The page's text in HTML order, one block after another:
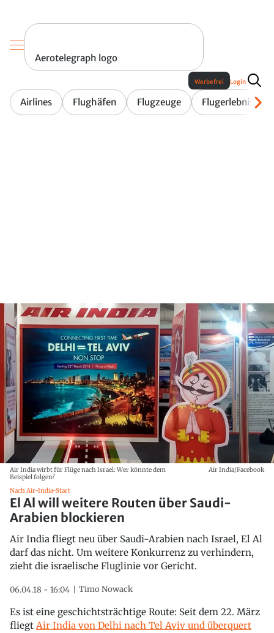
Aerotelegraph logo
Airlines Flughäfen Flugzeuge Flugerlebnis
Werbefrei Login
Air India wirbt für Flüge nach Israel: Wer könnte dem
Beispiel folgen?
Air India/Facebook
Nach Air-India-Start
El Al will weitere Routen über Saudi-
Arabien blockieren
Air India fliegt neu über Saudi-Arabien nach Israel, El Al
darf das nicht. Um weitere Konkurrenz zu verhindern,
zieht die israelische Fluglinie vor Gericht.
06.04.18 - 16:04 Timo Nowack
Es ist eine geschichtsträchtige Route: Seit dem 22. März
fliegt Air India von Delhi nach Tel Aviv und überquert